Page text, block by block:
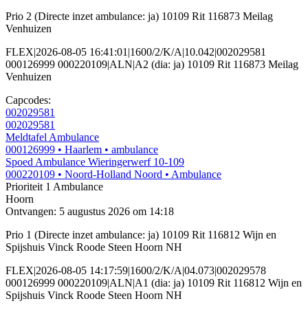
Prio 2 (Directe inzet ambulance: ja) 10109 Rit 116873 Meilag
Venhuizen
FLEX|2026-08-05 16:41:01|1600/2/K/A|10.042|002029581
000126999 000220109|ALN|A2 (dia: ja) 10109 Rit 116873 Meilag
Venhuizen
Capcodes:
002029581
002029581
Meldtafel Ambulance
000126999 • Haarlem • ambulance
Spoed Ambulance Wieringerwerf 10-109
000220109 • Noord-Holland Noord • Ambulance
Prioriteit 1 Ambulance
Hoorn
Ontvangen: 5 augustus 2026 om 14:18
Prio 1 (Directe inzet ambulance: ja) 10109 Rit 116812 Wijn en
Spijshuis Vinck Roode Steen Hoorn NH
FLEX|2026-08-05 14:17:59|1600/2/K/A|04.073|002029578
000126999 000220109|ALN|A1 (dia: ja) 10109 Rit 116812 Wijn en
Spijshuis Vinck Roode Steen Hoorn NH